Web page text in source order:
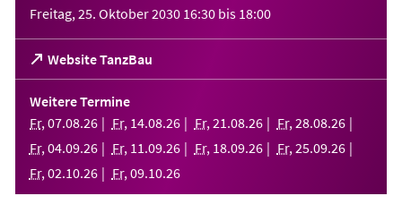
Freitag, 25. Oktober 2030 16:30 bis 18:00
Website TanzBau
(Öffnet
in
einem
neuen
Tab)
Weitere Termine
Fr, 07.08.26 Fr, 14.08.26 Fr, 21 .08.26 Fr, 28.08.26
Fr, 04.09.26 Fr, 11 .09.26 Fr, 18.09.26 Fr, 25.09.26
Fr, 02.10.26 Fr, 09.10.26